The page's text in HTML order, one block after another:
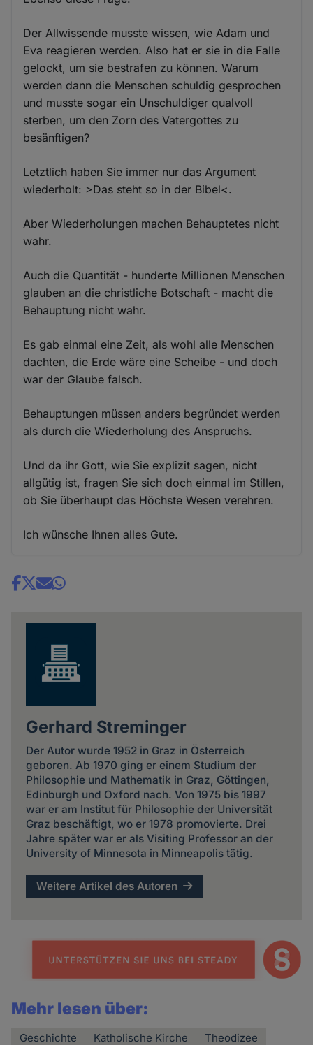
Der Allwissende musste wissen, wie Adam und
Eva reagieren werden. Also hat er sie in die Falle
gelockt, um sie bestrafen zu können. Warum
werden dann die Menschen schuldig gesprochen
und musste sogar ein Unschuldiger qualvoll
sterben, um den Zorn des Vatergottes zu
besänftigen?
Letztlich haben Sie immer nur das Argument
wiederholt: >Das steht so in der Bibel<.
Aber Wiederholungen machen Behauptetes nicht
wahr.
Auch die Quantität - hunderte Millionen Menschen
glauben an die christliche Botschaft - macht die
Behauptung nicht wahr.
Es gab einmal eine Zeit, als wohl alle Menschen
dachten, die Erde wäre eine Scheibe - und doch
war der Glaube falsch.
Behauptungen müssen anders begründet werden
als durch die Wiederholung des Anspruchs.
Und da ihr Gott, wie Sie explizit sagen, nicht
allgütig ist, fragen Sie sich doch einmal im Stillen,
ob Sie überhaupt das Höchste Wesen verehren.
Ich wünsche Ihnen alles Gute.
Share
Gerhard Streminger
Der Autor wurde 1952 in Graz in Österreich
geboren. Ab 1970 ging er einem Studium der
Philosophie und Mathematik in Graz, Göttingen,
Edinburgh und Oxford nach. Von 1975 bis 1997
war er am Institut für Philosophie der Universität
Graz beschäftigt, wo er 1978 promovierte. Drei
Jahre später war er als Visiting Professor an der
University of Minnesota in Minneapolis tätig.
Weitere Artikel des Autoren
Mehr lesen über:
Geschichte Katholische Kirche
Theodizee